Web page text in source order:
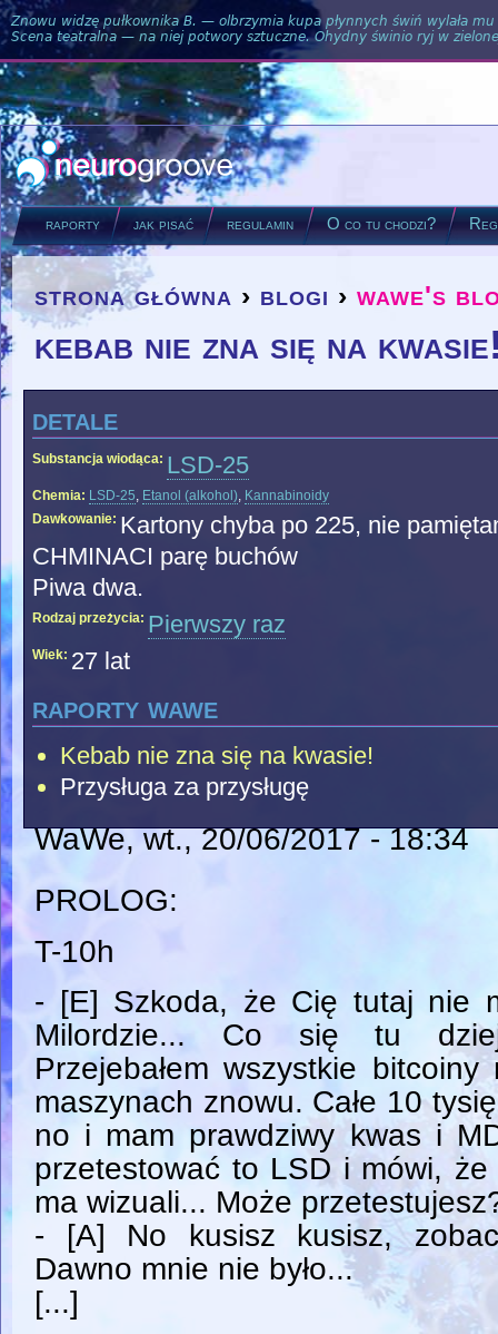
Znowu widzę pułkownika B. — olbrzymia kupa płynnych świń wylała
Scena teatralna — na niej potwory sztuczne. Ohydny świnio ryj w
raporty jak pisać regulamin O co tu chodzi?
you are here
strona główna › blogi › wawe's
kebab nie zna się na
detale
Substancja wiodąca: LSD-25
Chemia: LSD-25, Etanol (alkohol), Kannabinoidy
Dawkowanie: Kartony chyba po 225, nie
CHMINACI parę buchów
Piwa dwa.
Rodzaj przeżycia: Pierwszy raz
Wiek: 27 lat
raporty wawe
Kebab nie zna się na kwasie!
Przysługa za przysługę
WaWe, wt., 20/06/2017 - 18:34
PROLOG:
T-10h
- [E] Szkoda, że Cię tutaj nie
Milordzie... Co się tu
Przejebałem wszystkie bitcoiny
maszynach znowu. Całe 10
no i mam prawdziwy kwas i
przetestować to LSD i mówi,
ma wizuali... Może
- [A] No kusisz kusisz,
Dawno mnie nie było...
[...]